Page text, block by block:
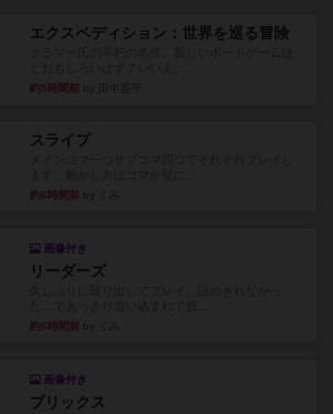
エクスペディション：世界を巡る冒険
約5時間前
スライプ
約6時間前
画像付き
リーダーズ
約6時間前
画像付き
ブリックス